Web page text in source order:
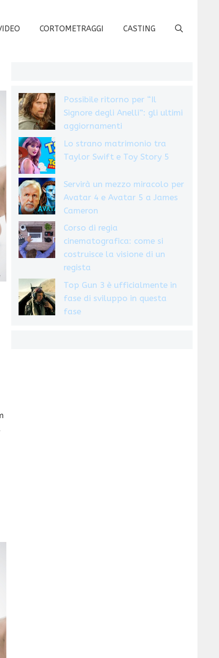
CORTOMETRAGGI CASTING
Possibile ritorno per “Il
Signore degli Anelli”: gli ultimi
aggiornamenti
Lo strano matrimonio tra
Taylor Swift e Toy Story 5
Servirà un mezzo miracolo per
Avatar 4 e Avatar 5 a James
Cameron
Corso di regia
cinematografica: come si
costruisce la visione di un
regista
Top Gun 3 è ufficialmente in
fase di sviluppo in questa
fase